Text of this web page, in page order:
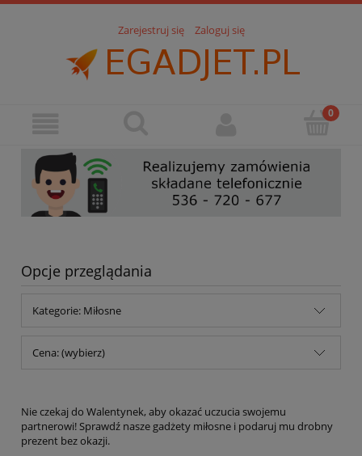
Zarejestruj się Zaloguj się
Opcje przeglądania
Kategorie: Miłosne
Cena: (wybierz)
Nie czekaj do Walentynek, aby okazać uczucia swojemu
partnerowi! Sprawdź nasze gadżety miłosne i podaruj mu drobny
prezent bez okazji.